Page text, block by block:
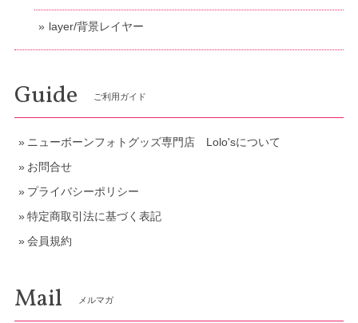
layer/背景レイヤー
Guide ご利用ガイド
ニューボーンフォトグッズ専門店 Lolo'sについて
お問合せ
プライバシーポリシー
特定商取引法に基づく表記
会員規約
Mail メルマガ